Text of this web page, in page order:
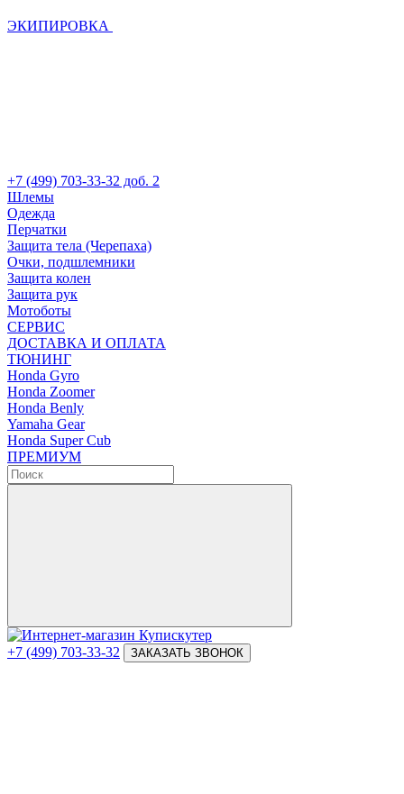
ЭКИПИРОВКА
+7 (499) 703-33-32 доб. 2
Шлемы
Одежда
Перчатки
Защита тела (Черепаха)
Очки, подшлемники
Защита колен
Защита рук
Мотоботы
СЕРВИС
ДОСТАВКА И ОПЛАТА
ТЮНИНГ
Honda Gyro
Honda Zoomer
Honda Benly
Yamaha Gear
Honda Super Cub
ПРЕМИУМ
+7 (499) 703-33-32 ЗАКАЗАТЬ ЗВОНОК